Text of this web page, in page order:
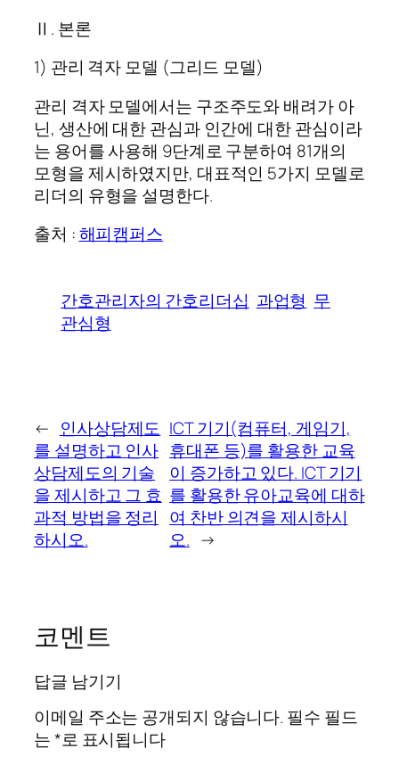
Ⅱ. 본론
1) 관리 격자 모델 (그리드 모델)
관리 격자 모델에서는 구조주도와 배려가 아
닌, 생산에 대한 관심과 인간에 대한 관심이라
는 용어를 사용해 9단계로 구분하여 81개의
모형을 제시하였지만, 대표적인 5가지 모델로
리더의 유형을 설명한다.
출처 :해피캠퍼스
간호관리자의 간호리더십 과업형 무
관심형
← 인사상담제도
를 설명하고 인사
상담제도의 기술
을 제시하고 그 효
과적 방법을 정리
하시오.
ICT 기기(컴퓨터, 게임기,
휴대폰 등)를 활용한 교육
이 증가하고 있다. ICT 기기
를 활용한 유아교육에 대하
여 찬반 의견을 제시하시
오. →
코멘트
답글 남기기
이메일 주소는 공개되지 않습니다. 필수 필드
는*로 표시됩니다